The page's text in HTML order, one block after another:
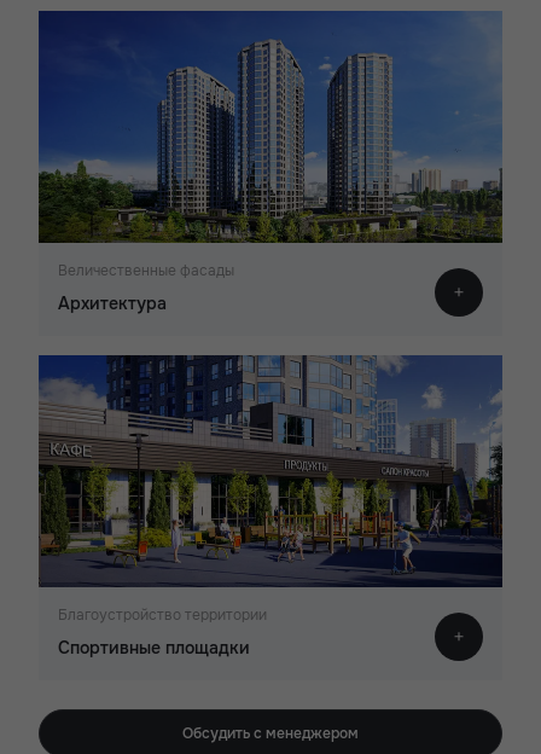
Величественные фасады
Архитектура
Благоустройство территории
Спортивные площадки
Обсудить с менеджером